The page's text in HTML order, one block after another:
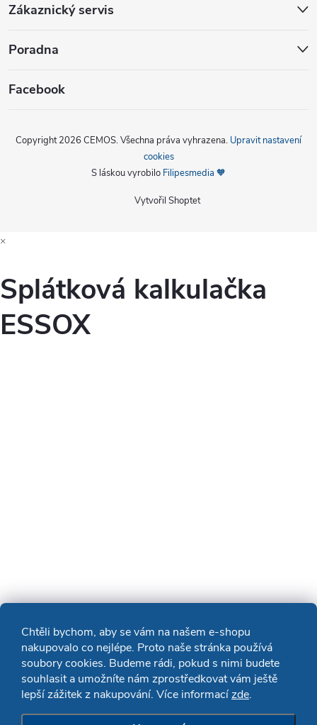
Chtěli bychom, aby se vám na našem e-shopu
nakupovalo co nejlépe. Proto naše stránka používá
soubory cookies. Budeme rádi, pokud s nimi budete
souhlasit a umožníte nám zprostředkovat vám ještě
lepší zážitek z nakupování. Více informacízde.
Zákaznický servis
Poradna
Facebook
Vytvořil Shoptet
Copyright 2026 CEMOS. Všechna práva vyhrazena. Upravit nastavení
cookies
S láskou vyrobilo Filipesmedia 🧡
×
Splátková kalkulačka
ESSOX